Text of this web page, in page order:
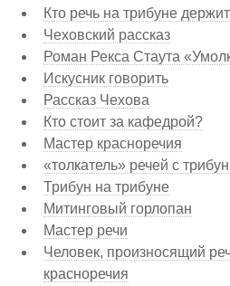
Кто речь на трибуне
Чеховский рассказ
Роман Рекса Стаута
Искусник говорить
Рассказ Чехова
Кто стоит за кафедрой?
Мастер красноречия
«толкатель» речей с
Трибун на трибуне
Митинговый горлопан
Мастер речи
Человек, произносящий
красноречия